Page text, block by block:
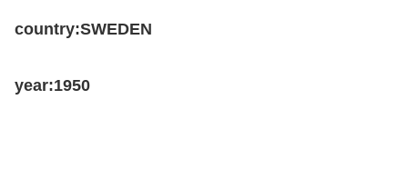
country:SWEDEN
year:1950